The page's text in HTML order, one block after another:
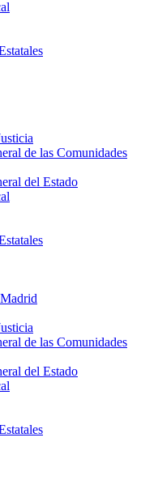
de las Comunidades
del Estado
de las Comunidades
del Estado